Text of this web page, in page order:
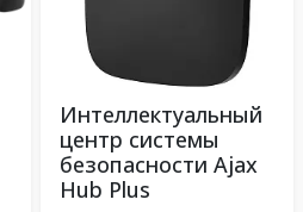
Интеллектуальный
центр системы
безопасности Ajax
Hub Plus